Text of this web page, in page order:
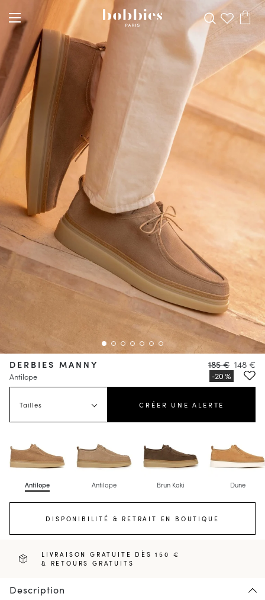
DERBIES MANNY
Antilope
185 € 148 €
Tailles CRÉER UNE ALERTE
Antilope Antilope Brun Kaki Dune
DISPONIBILITÉ & RETRAIT EN BOUTIQUE
LIVRAISON GRATUITE DÈS 150 €
& RETOURS GRATUITS
Description